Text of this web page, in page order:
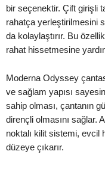
bir seçenektir. Çift girişli
rahatça yerleştirilmesini
da kolaylaştırır. Bu
rahat hissetmesine
Moderna Odyssey
ve sağlam yapısı
sahip olması, çantanın
dirençli olmasını sağlar.
noktalı kilit sistemi, evcil
düzeye çıkarır.